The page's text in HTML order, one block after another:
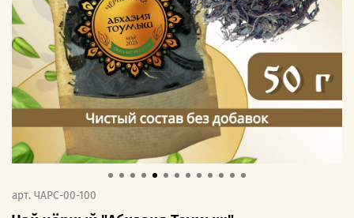
арт. ЧАРС-00-100